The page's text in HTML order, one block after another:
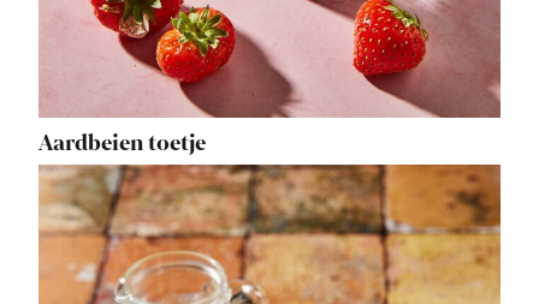
Aardbeien toetje